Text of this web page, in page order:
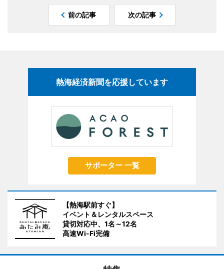
前の記事 次の記事
熱海経済新聞を応援しています
サポーター 一覧
【熱海駅前すぐ】
イベント＆レンタルスペース
貸切対応中、1名～12名
高速Wi-Fi完備